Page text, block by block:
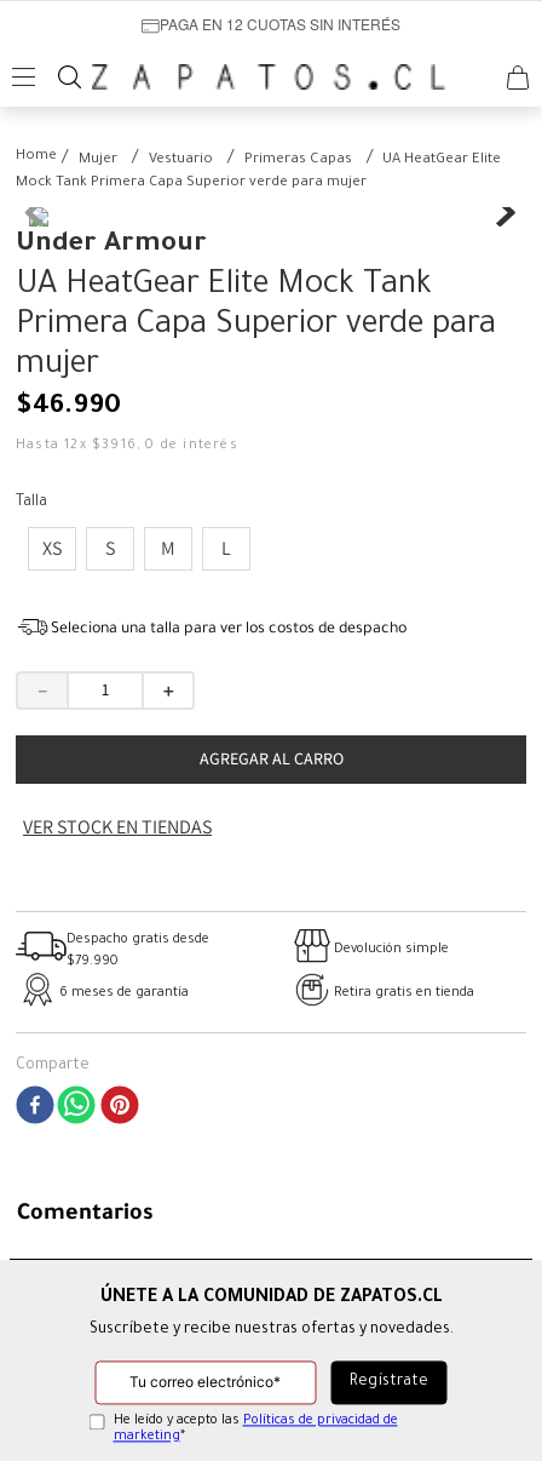
PAGA EN 12 CUOTAS SIN INTERÉS
Mujer Vestuario Primeras Capas
UA HeatGear Elite
Mock Tank Primera Capa Superior verde para mujer
Under Armour
UA HeatGear Elite Mock Tank
Primera Capa Superior verde para
mujer
$46.990
Hasta12 x $ 3916 ,0 de interés
Talla
XS S M L
Seleciona una talla para ver los costos de despacho
＋
－
AGREGAR AL CARRO
VER STOCK EN TIENDAS
Despacho gratis desde
$79.990
Devolución simple
6 meses de garantía Retira gratis en tienda
Comparte
Comentarios
Suscríbete y recibe nuestras ofertas y novedades.
He leído y acepto las Políticas de privacidad de
marketing*